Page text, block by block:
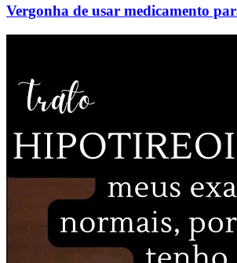
Vergonha de usar medicamento